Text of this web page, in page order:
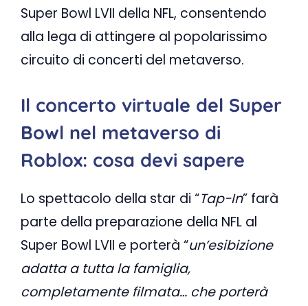
Super Bowl LVII della NFL, consentendo
alla lega di attingere al popolarissimo
circuito di concerti del metaverso.
Il concerto virtuale del Super
Bowl nel metaverso di
Roblox: cosa devi sapere
Lo spettacolo della star di “Tap-In” farà
parte della preparazione della NFL al
Super Bowl LVII e porterà “un’esibizione
adatta a tutta la famiglia,
completamente filmata… che porterà